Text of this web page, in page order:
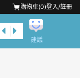
購物車(0)登入/註冊
建議